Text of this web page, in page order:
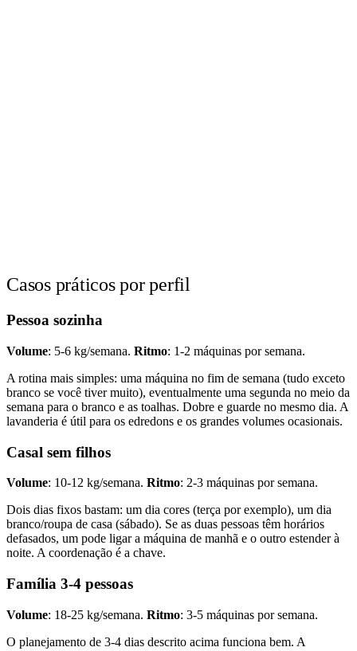
Casos práticos por perfil
Pessoa sozinha
Volume: 5-6 kg/semana. Ritmo: 1-2 máquinas por semana.
A rotina mais simples: uma máquina no fim de semana (tudo exceto
branco se você tiver muito), eventualmente uma segunda no meio da
semana para o branco e as toalhas. Dobre e guarde no mesmo dia. A
lavanderia é útil para os edredons e os grandes volumes ocasionais.
Casal sem filhos
Volume: 10-12 kg/semana. Ritmo: 2-3 máquinas por semana.
Dois dias fixos bastam: um dia cores (terça por exemplo), um dia
branco/roupa de casa (sábado). Se as duas pessoas têm horários
defasados, um pode ligar a máquina de manhã e o outro estender à
noite. A coordenação é a chave.
Família 3-4 pessoas
Volume: 18-25 kg/semana. Ritmo: 3-5 máquinas por semana.
O planejamento de 3-4 dias descrito acima funciona bem. A